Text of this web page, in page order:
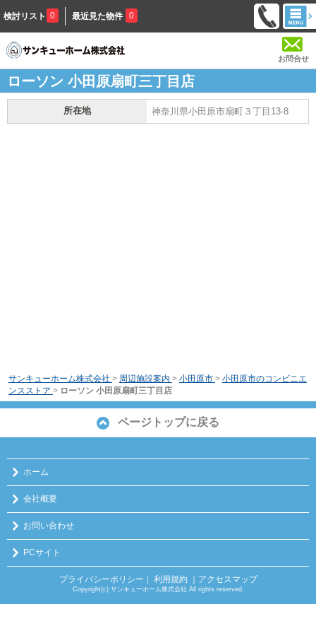
検討リスト 0 最近見た物件 0
お問合せ
ローソン 小田原扇町三丁目店
所在地 神奈川県小田原市扇町３丁目13-8
サンキューホーム株式会社 > 周辺施設案内 > 小田原市 > 小田原市のコンビニエ
ンスストア > ローソン 小田原扇町三丁目店
ページトップに戻る
ホーム
会社概要
お問い合わせ
PCサイト
プライバシーポリシー ｜ 利用規約 ｜アクセスマップ
Copyright(c) サンキューホーム株式会社 All rights reserved.